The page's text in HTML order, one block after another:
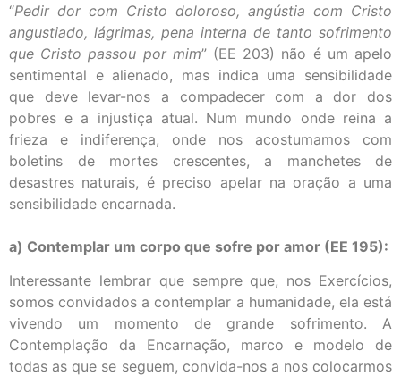
“Pedir dor com Cristo doloroso, angústia com Cristo
angustiado, lágrimas, pena interna de tanto sofrimento
que Cristo passou por mim” (EE 203) não é um apelo
sentimental e alienado, mas indica uma sensibilidade
que deve levar-nos a compadecer com a dor dos
pobres e a injustiça atual. Num mundo onde reina a
frieza e indiferença, onde nos acostumamos com
boletins de mortes crescentes, a manchetes de
desastres naturais, é preciso apelar na oração a uma
sensibilidade encarnada.
a) Contemplar um corpo que sofre por amor (EE 195):
Interessante lembrar que sempre que, nos Exercícios,
somos convidados a contemplar a humanidade, ela está
vivendo um momento de grande sofrimento. A
Contemplação da Encarnação, marco e modelo de
todas as que se seguem, convida-nos a nos colocarmos